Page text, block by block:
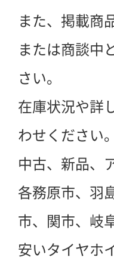
また、掲載商
または商談中
さい。
在庫状況や詳
わせください。
中古、新品、
各務原市、羽
市、関市、岐
安いタイヤホ